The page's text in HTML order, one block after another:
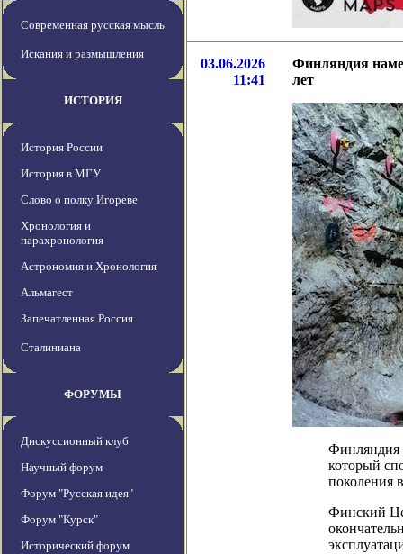
Современная русская мысль
Искания и размышления
ИСТОРИЯ
История России
История в МГУ
Слово о полку Игореве
Хронология и
парахронология
Астрономия и Хронология
Альмагест
Запечатленная Россия
Сталиниана
ФОРУМЫ
Дискуссионный клуб
Научный форум
Форум "Русская идея"
Форум "Курск"
Исторический форум
03.06.2026
11:41
Финляндия
лет
Финляндия
который
поколения
Финский